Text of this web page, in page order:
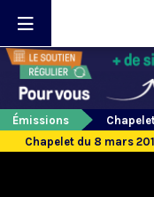
Émissions
Chapelet du 8 mars